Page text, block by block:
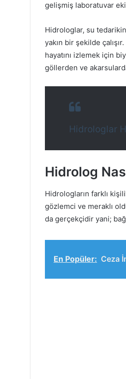
gelişmiş laboratuvar
Hidrologlar, su
yakın bir şekilde
hayatını izlemek için
göllerden ve
Hidrologlar
Hidrolog
Hidrologların farklı
gözlemci ve meraklı
da gerçekçidir yani;
En Popüler: Ceza